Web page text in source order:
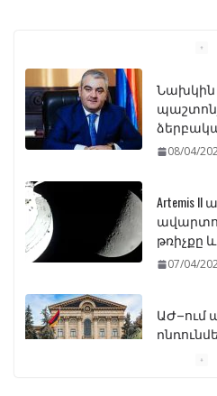
08/04/
Artemis II
07/04/
ԱԺ–ում
07/04/